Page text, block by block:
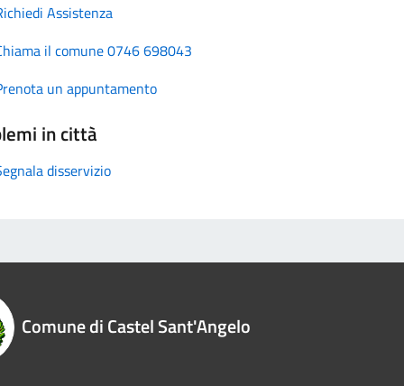
Assistenza
il comune 0746 698043
un appuntamento
in città
disservizio
Comune di Castel Sant'Angelo